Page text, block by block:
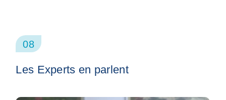
08
Les Experts en parlent